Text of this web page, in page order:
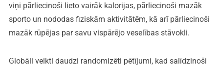
viņi pārliecinoši lieto vairāk kalorijas, pārliecinoši mazāk
sporto un nododas fiziskām aktivitātēm, kā arī pārliecinoši
mazāk rūpējas par savu vispārējo veselības stāvokli.
Globāli veikti daudzi randomizēti pētījumi, kad salīdzinoši